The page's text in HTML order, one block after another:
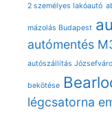
2 személyes lakóautó
mázolás Budapest
autómentés
autószállítás
bekötése
légcsatorna